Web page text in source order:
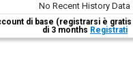
No Recent History Data
di base (registrarsi è
di 3 months Registrati